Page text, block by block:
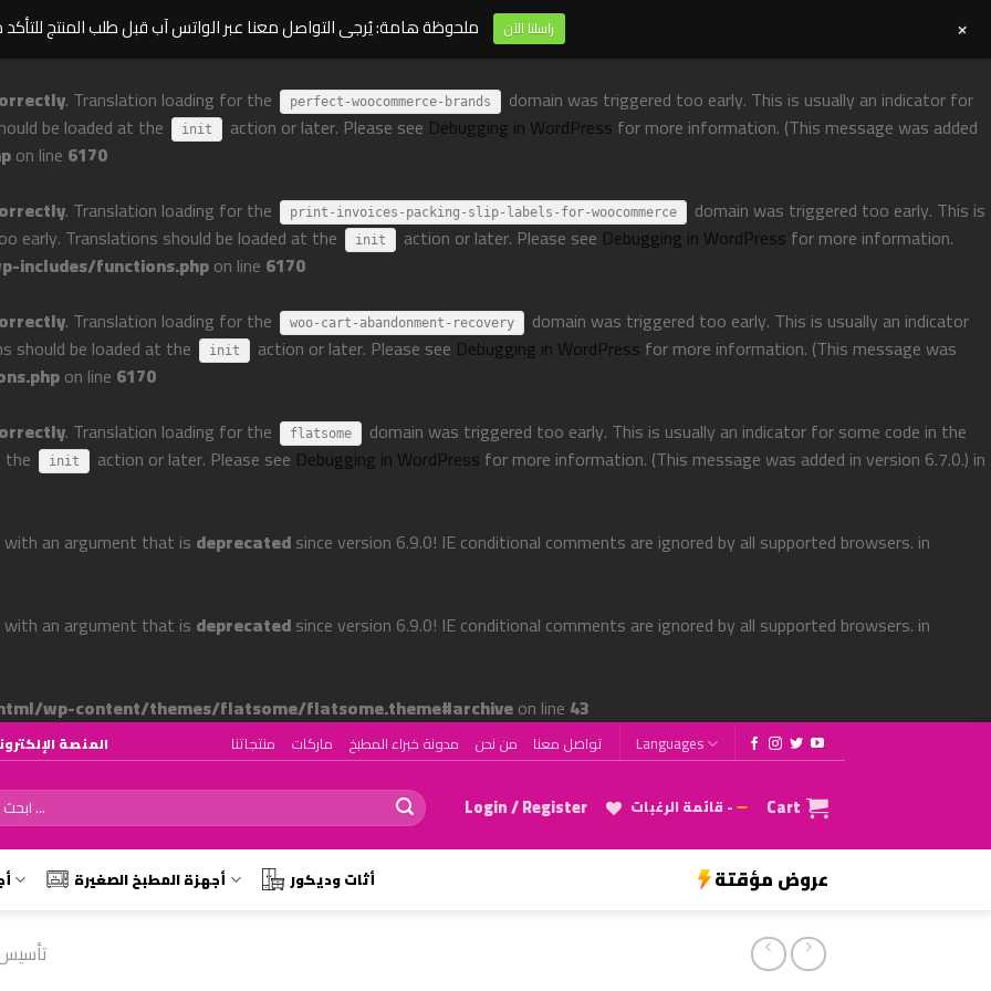
. Translation loading for the perfect-woocommerce-brands
domain was triggered too early. This is usually an indicator for
be loaded at the
init action or later. Please see Debugging in WordPress for more information. (This message was added
on line 6170
. Translation loading for the print-invoices-packing-slip-labels-for-woocommerce
domain was triggered too early. This is
early. Translations should be loaded at the
init action or later. Please see Debugging in WordPress for more information.
functions.phpon line 6170
. Translation loading for the woo-cart-abandonment-recovery
domain was triggered too early. This is usually an indicator
should be loaded at the
init action or later. Please see Debugging in WordPress for more information. (This message was
on line 6170
. Translation loading for the flatsome
domain was triggered too early. This is usually an indicator for some code in the
the
init action or later. Please see Debugging in WordPress for more information. (This message was added in version 6.7.0.) in
with an argument that is deprecatedsince version 6.9.0! IE conditional comments are ignored by all supported browsers. in
with an argument that is deprecatedsince version 6.9.0! IE conditional comments are ignored by all supported browsers. in
wp-content/themes/flatsome/flatsome.theme#archiveon line 43
المنصة الإلكترونية رقم ١ لتصميم وتجهيز منتجاتنا ماركات مدونة خبراء المطبخ من نحن تواصل معنا Languages
Login / Register قائمة الرغبات - Cart
أجهزة المطبخ الصغيرة أثات وديكور عروض مؤقتة
ملحوظة هامة: يُرجى التواصل معنا عبر الواتس آب قبل طلب المنتج راسلنا الآن +